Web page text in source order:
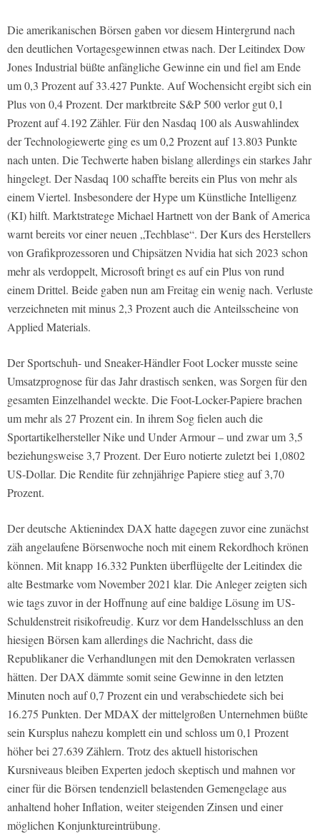
Die amerikanischen Börsen gaben vor diesem Hintergrund nach
den deutlichen Vortagesgewinnen etwas nach. Der Leitindex Dow
Jones Industrial büßte anfängliche Gewinne ein und fiel am Ende
um 0,3 Prozent auf 33.427 Punkte. Auf Wochensicht ergibt sich ein
Plus von 0,4 Prozent. Der marktbreite S&P 500 verlor gut 0,1
Prozent auf 4.192 Zähler. Für den Nasdaq 100 als Auswahlindex
der Technologiewerte ging es um 0,2 Prozent auf 13.803 Punkte
nach unten. Die Techwerte haben bislang allerdings ein starkes Jahr
hingelegt. Der Nasdaq 100 schaffte bereits ein Plus von mehr als
einem Viertel. Insbesondere der Hype um Künstliche Intelligenz
(KI) hilft. Marktstratege Michael Hartnett von der Bank of America
warnt bereits vor einer neuen „Techblase“. Der Kurs des Herstellers
von Grafikprozessoren und Chipsätzen Nvidia hat sich 2023 schon
mehr als verdoppelt, Microsoft bringt es auf ein Plus von rund
einem Drittel. Beide gaben nun am Freitag ein wenig nach. Verluste
verzeichneten mit minus 2,3 Prozent auch die Anteilsscheine von
Applied Materials.
Der Sportschuh- und Sneaker-Händler Foot Locker musste seine
Umsatzprognose für das Jahr drastisch senken, was Sorgen für den
gesamten Einzelhandel weckte. Die Foot-Locker-Papiere brachen
um mehr als 27 Prozent ein. In ihrem Sog fielen auch die
Sportartikelhersteller Nike und Under Armour – und zwar um 3,5
beziehungsweise 3,7 Prozent. Der Euro notierte zuletzt bei 1,0802
US-Dollar. Die Rendite für zehnjährige Papiere stieg auf 3,70
Prozent.
Der deutsche Aktienindex DAX hatte dagegen zuvor eine zunächst
zäh angelaufene Börsenwoche noch mit einem Rekordhoch krönen
können. Mit knapp 16.332 Punkten überflügelte der Leitindex die
alte Bestmarke vom November 2021 klar. Die Anleger zeigten sich
wie tags zuvor in der Hoffnung auf eine baldige Lösung im US-
Schuldenstreit risikofreudig. Kurz vor dem Handelsschluss an den
hiesigen Börsen kam allerdings die Nachricht, dass die
Republikaner die Verhandlungen mit den Demokraten verlassen
hätten. Der DAX dämmte somit seine Gewinne in den letzten
Minuten noch auf 0,7 Prozent ein und verabschiedete sich bei
16.275 Punkten. Der MDAX der mittelgroßen Unternehmen büßte
sein Kursplus nahezu komplett ein und schloss um 0,1 Prozent
höher bei 27.639 Zählern. Trotz des aktuell historischen
Kursniveaus bleiben Experten jedoch skeptisch und mahnen vor
einer für die Börsen tendenziell belastenden Gemengelage aus
anhaltend hoher Inflation, weiter steigenden Zinsen und einer
möglichen Konjunktureintrübung.